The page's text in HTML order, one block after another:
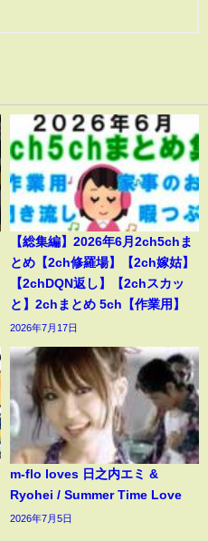
【総集編】2026年6月2ch5chま
とめ【2ch修羅場】【2ch嫁姑】
【2chDQN返し】【2chスカッ
と】2chまとめ 5ch【作業用】
2026年7月17日
m-flo loves 日之内エミ &
Ryohei / Summer Time Love
2026年7月5日